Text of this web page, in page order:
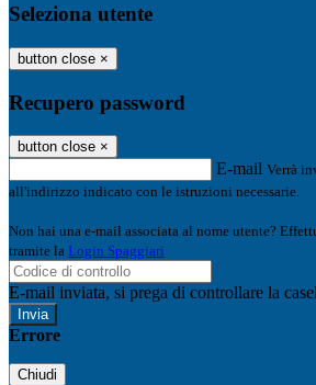
Seleziona utente
button close ×
Recupero password
button close ×
E-mail Verrà
all'indirizzo indicato con le istruzioni necessarie.
Non hai una e-mail associata al nome utente?
tramite la Login Spaggiari
E-mail inviata, si prega di controllare la
Errore
Chiudi